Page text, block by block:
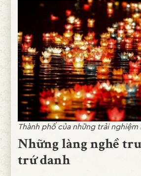
Thành phố của những trải nghiệm
Những làng nghề
trứ danh